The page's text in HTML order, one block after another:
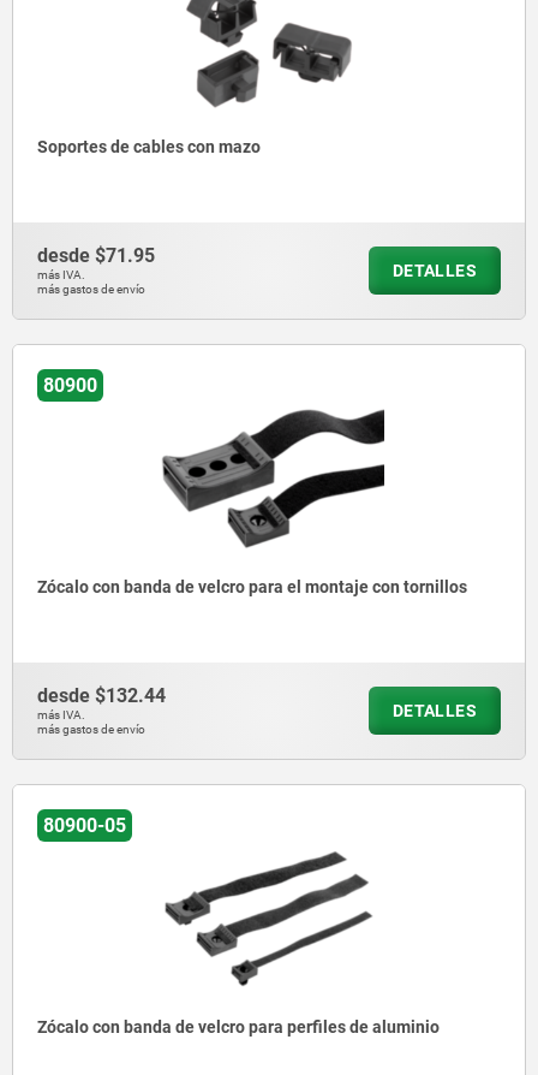
Soportes de cables con mazo
desde $71.95
más IVA.
más gastos de envío
DETALLES
80900
Zócalo con banda de velcro para el montaje con tornillos
desde $132.44
más IVA.
más gastos de envío
DETALLES
80900-05
Zócalo con banda de velcro para perfiles de aluminio